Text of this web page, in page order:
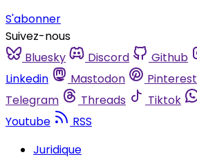
S'abonner
Suivez-nous
Bluesky
Discord Github
Linkedin
Mastodon Pinterest
Telegram
Threads Tiktok
Youtube
RSS
Juridique